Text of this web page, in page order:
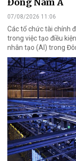
07/08/2026 11:06
Các tổ chức tài chính
trong việc tạo điều
nhân tạo (AI) trong